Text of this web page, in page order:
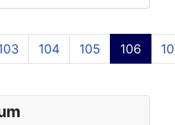
Seite 106 von 129
104 105 106